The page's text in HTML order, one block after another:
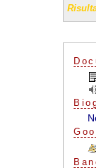
G oo